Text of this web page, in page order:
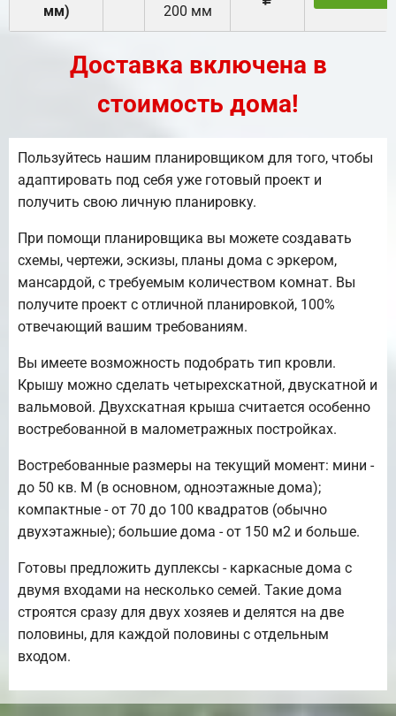
мм)
200 мм
Доставка включена в
стоимость дома!
Пользуйтесь нашим планировщиком для того, чтобы
адаптировать под себя уже готовый проект и
получить свою личную планировку.
При помощи планировщика вы можете создавать
схемы, чертежи, эскизы, планы дома с эркером,
мансардой, с требуемым количеством комнат. Вы
получите проект с отличной планировкой, 100%
отвечающий вашим требованиям.
Вы имеете возможность подобрать тип кровли.
Крышу можно сделать четырехскатной, двускатной и
вальмовой. Двухскатная крыша считается особенно
востребованной в малометражных постройках.
Востребованные размеры на текущий момент: мини -
до 50 кв. М (в основном, одноэтажные дома);
компактные - от 70 до 100 квадратов (обычно
двухэтажные); большие дома - от 150 м2 и больше.
Готовы предложить дуплексы - каркасные дома с
двумя входами на несколько семей. Такие дома
строятся сразу для двух хозяев и делятся на две
половины, для каждой половины с отдельным
входом.